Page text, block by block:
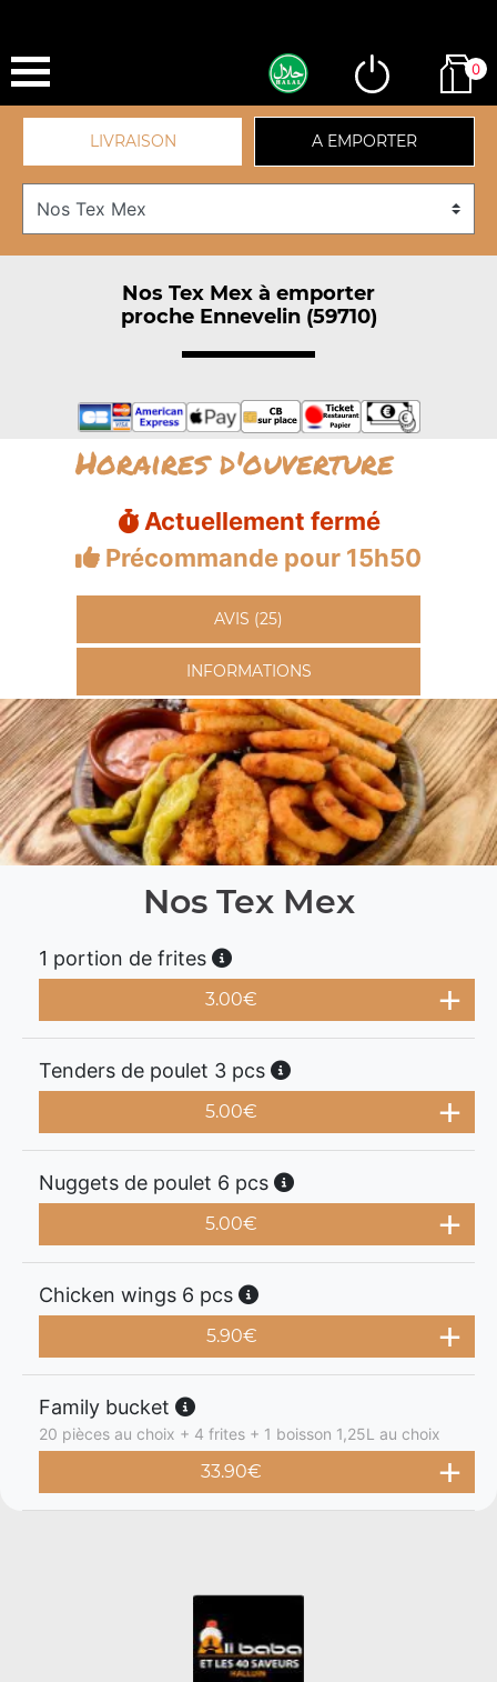
0
LIVRAISON A EMPORTER
Nos Tex Mex à emporter
proche Ennevelin (59710)
Horaires d'ouverture
Actuellement fermé
Précommande pour 15h50
AVIS (25)
INFORMATIONS
Nos Tex Mex
1 portion de frites
3.00€
Tenders de poulet 3 pcs
5.00€
Nuggets de poulet 6 pcs
5.00€
Chicken wings 6 pcs
5.90€
Family bucket
20 pièces au choix + 4 frites + 1 boisson 1,25L au choix
33.90€